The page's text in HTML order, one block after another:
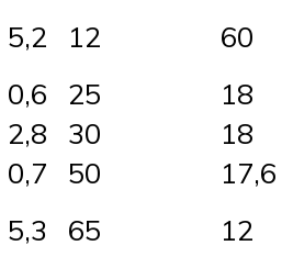
5,2 12
60
0,6 25
18
2,8 30
18
0,7 50
17,6
5,3 65
12